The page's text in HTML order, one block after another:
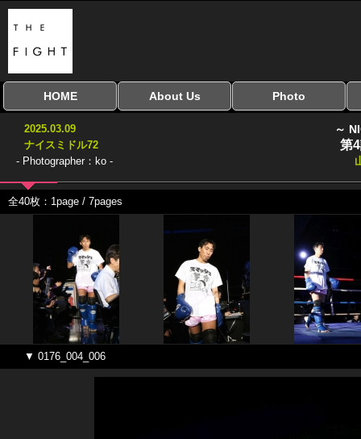
HOME
全興行を表示
ナイスミドル
アマチュアキック
協議会
全日本学生キック
建武館キッズ大会
Bigbang
おやじファイト
About Us Photo
2025.03.09
ナイスミドル72
- Photographer：ko -
～
第
全40枚：1page / 7pages
▼ 0176_004_006